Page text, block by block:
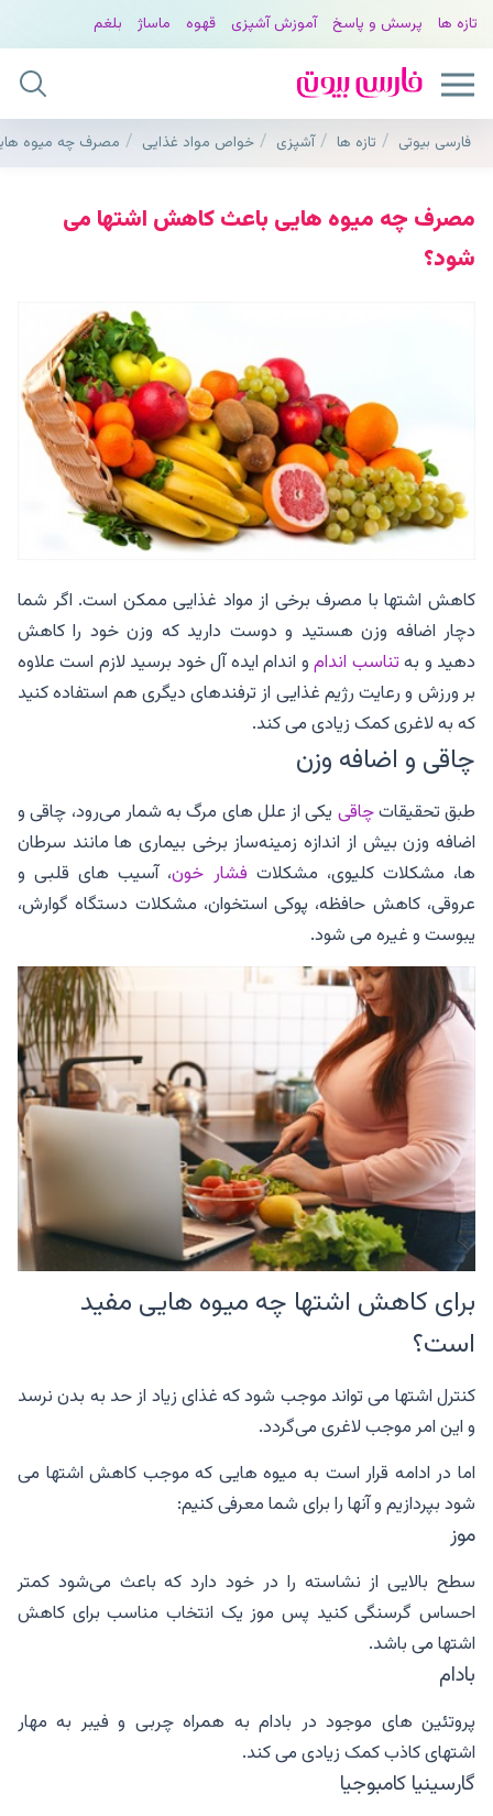
تازه ها پرسش و پاسخ آموزش آشپزی قهوه ماساژ بلغم
فارسی بیوتی تازه ها آشپزی خواص مواد غذایی مصرف چه میوه
مصرف چه میوه هایی باعث کاهش اشتها می
شود؟
کاهش اشتها با مصرف برخی از مواد غذایی ممکن است. اگر شما
دچار اضافه وزن هستید و دوست دارید که وزن خود را کاهش
دهید و بهتناسب اندامو اندام ایده آل خود برسید لازم است علاوه
بر ورزش و رعایت رژیم غذایی از ترفندهای دیگری هم استفاده کنید
که به لاغری کمک زیادی می کند.
چاقی و اضافه وزن
طبق تحقیقاتچاقی یکی از علل های مرگ به شمار می‌رود، چاقی و
اضافه وزن بیش از اندازه زمینه‌ساز برخی بیماری ها مانند سرطان
ها، مشکلات کلیوی، مشکلات فشار خون، آسیب های قلبی و
عروقی، کاهش حافظه، پوکی استخوان، مشکلات دستگاه گوارش،
یبوست و غیره می شود.
برای کاهش اشتها چه میوه هایی مفید
است؟
کنترل اشتها می تواند موجب شود که غذای زیاد از حد به بدن نرسد
و این امر موجب لاغری می‌گردد.
اما در ادامه قرار است به میوه هایی که موجب کاهش اشتها می
شود بپردازیم و آنها را برای شما معرفی کنیم:
موز
سطح بالایی از نشاسته را در خود دارد که باعث می‌شود کمتر
احساس گرسنگی کنید پس موز یک انتخاب مناسب برای کاهش
اشتها می باشد.
بادام
پروتئین های موجود در بادام به همراه چربی و فیبر به مهار
اشتهای کاذب کمک زیادی می کند.
گارسینیا کامبوجیا